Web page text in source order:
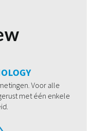
Voor alle
met één enkele